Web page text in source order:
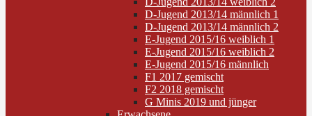
D-Jugend 2013/14 männlich 1
D-Jugend 2013/14 männlich 2
E-Jugend 2015/16 weiblich 1
E-Jugend 2015/16 weiblich 2
E-Jugend 2015/16 männlich
F1 2017 gemischt
F2 2018 gemischt
G Minis 2019 und jünger